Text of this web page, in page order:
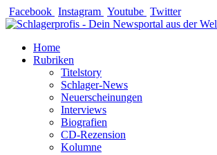
Zum
Inhalt
Facebook Instagram Youtube Twitter
Home
Rubriken
Titelstory
Schlager-News
Neuerscheinungen
Interviews
Biografien
CD-Rezension
Kolumne